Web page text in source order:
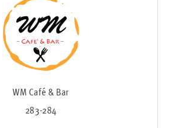
WM Café & Bar
283-284